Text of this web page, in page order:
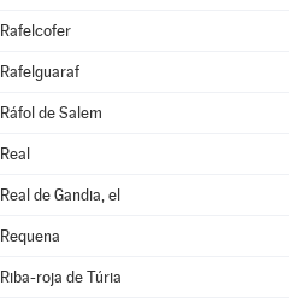
Rafelcofer
Rafelguaraf
Ráfol de Salem
Real
Real de Gandia, el
Requena
Riba-roja de Túria